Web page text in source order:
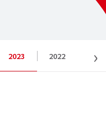
2023 2022 ›